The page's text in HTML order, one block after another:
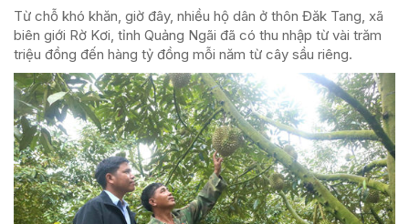
Từ chỗ khó khăn, giờ đây, nhiều hộ dân ở thôn Đăk Tang, xã
biên giới Rờ Kơi, tỉnh Quảng Ngãi đã có thu nhập từ vài trăm
triệu đồng đến hàng tỷ đồng mỗi năm từ cây sầu riêng.